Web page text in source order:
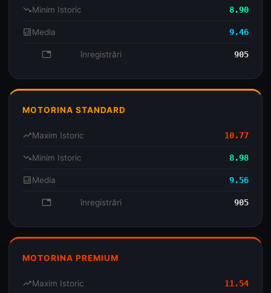
trending_downMinim Istoric 8.90
analyticsMedia 9.46
database înregistrări 905
MOTORINA STANDARD
trending_upMaxim Istoric 10.77
trending_downMinim Istoric 8.98
analyticsMedia 9.56
database înregistrări 905
MOTORINA PREMIUM
trending_upMaxim Istoric 11.54